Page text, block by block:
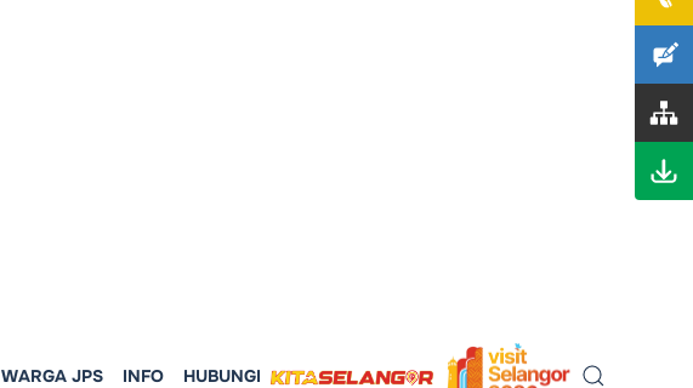
WARGA JPS INFO HUBUNGI